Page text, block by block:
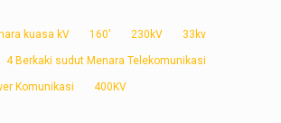
kuasa kV 160' 230kV 33kv
4 Berkaki sudut Menara Telekomunikasi
Komunikasi 400KV